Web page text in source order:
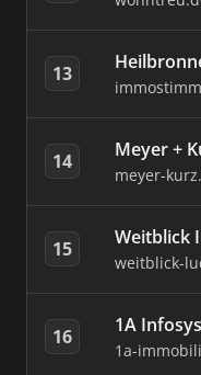
13
14 Meyer +
meyer-
15 Weitblick
weitblick-
16 1A
1a-